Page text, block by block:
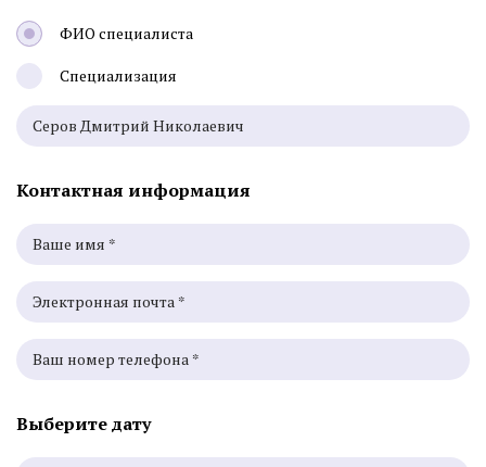
ФИО специалиста
Специализация
Контактная информация
Выберите дату